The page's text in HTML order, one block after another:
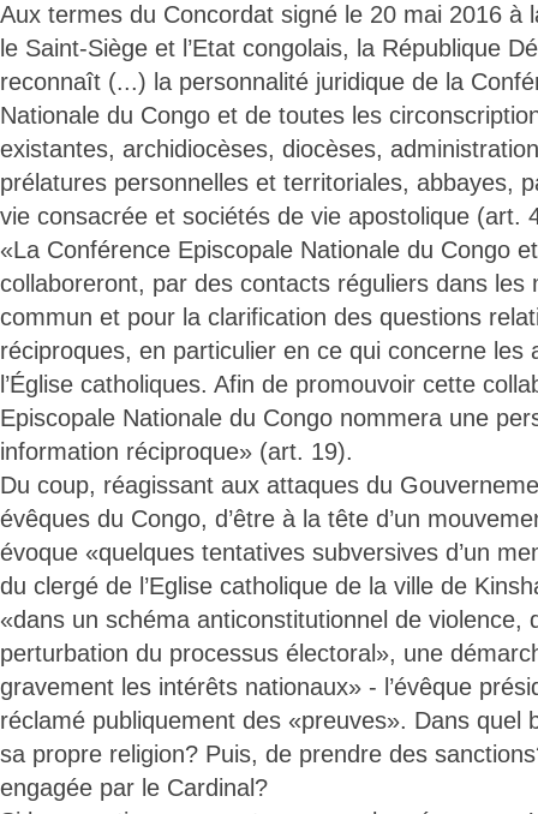
Aux termes du Concordat signé le 20 mai 2016 à
le Saint-Siège et l’Etat congolais, la République
reconnaît (...) la personnalité juridique de la
Nationale du Congo et de toutes les
existantes, archidiocèses, diocèses,
prélatures personnelles et territoriales, abbayes,
vie consacrée et sociétés de vie apostolique (art.
«La Conférence Episcopale Nationale du Congo
collaboreront, par des contacts réguliers dans les
commun et pour la clarification des questions
réciproques, en particulier en ce qui concerne les
l’Église catholiques. Afin de promouvoir cette
Episcopale Nationale du Congo nommera une
information réciproque» (art. 19).
Du coup, réagissant aux attaques du
évêques du Congo, d’être à la tête d’un
évoque «quelques tentatives subversives d’un
du clergé de l’Eglise catholique de la ville de
«dans un schéma anticonstitutionnel de violence,
perturbation du processus électoral», une
gravement les intérêts nationaux» - l’évêque
réclamé publiquement des «preuves». Dans quel
sa propre religion? Puis, de prendre des
engagée par le Cardinal?